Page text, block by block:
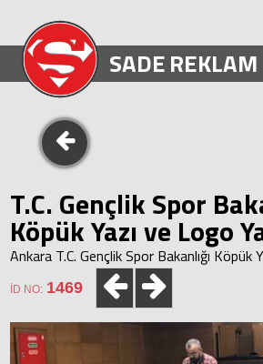
SADEREKLAM
T.C. Gençlik Spor
Köpük Yazı ve Logo
Ankara T.C. Gençlik Spor Bakanlığı Köpük
İD NO: 1469